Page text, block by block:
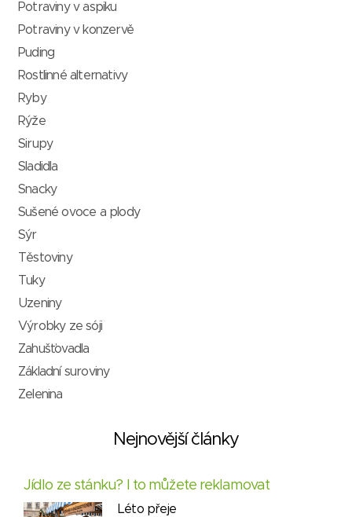
Potraviny v aspiku
Potraviny v konzervě
Puding
Rostlinné alternativy
Ryby
Rýže
Sirupy
Sladidla
Snacky
Sušené ovoce a plody
Sýr
Těstoviny
Tuky
Uzeniny
Výrobky ze sóji
Zahušťovadla
Základní suroviny
Zelenina
Nejnovější články
Jídlo ze stánku? I to můžete reklamovat
Léto přeje